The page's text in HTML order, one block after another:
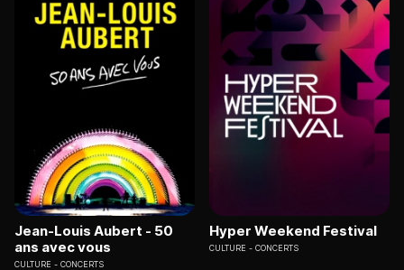
Jean-Louis Aubert - 50
ans avec vous
CULTURE CONCERTS
Hyper Weekend Festival
CULTURE CONCERTS